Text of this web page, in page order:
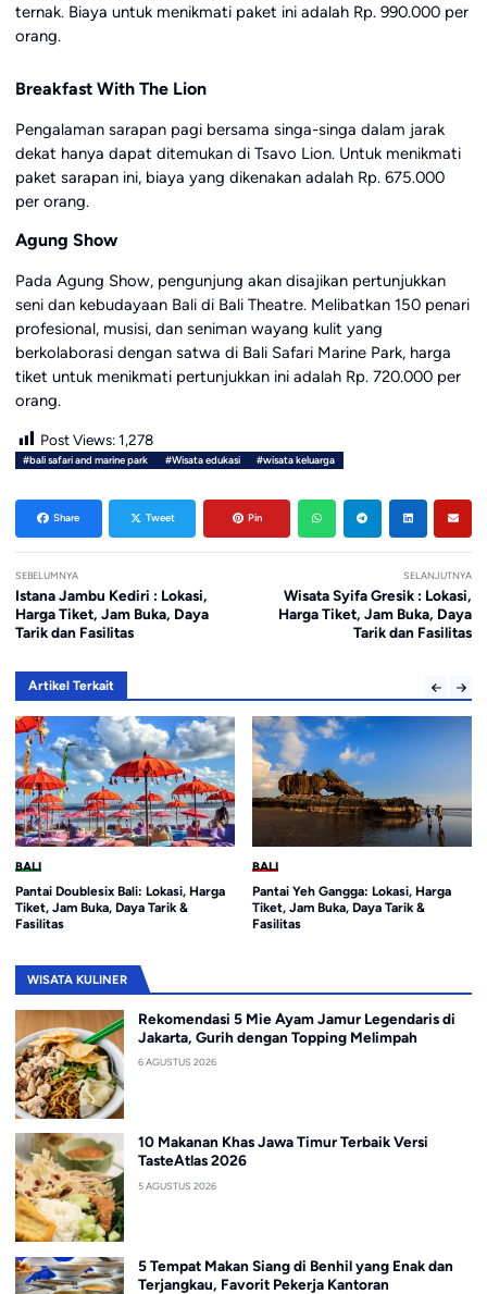
ternak. Biaya untuk menikmati paket ini adalah Rp. 990.000 per
orang.
Breakfast With The Lion
Pengalaman sarapan pagi bersama singa-singa dalam jarak
dekat hanya dapat ditemukan di Tsavo Lion. Untuk menikmati
paket sarapan ini, biaya yang dikenakan adalah Rp. 675.000
per orang.
Agung Show
Pada Agung Show, pengunjung akan disajikan pertunjukkan
seni dan kebudayaan Bali di Bali Theatre. Melibatkan 150 penari
profesional, musisi, dan seniman wayang kulit yang
berkolaborasi dengan satwa di Bali Safari Marine Park, harga
tiket untuk menikmati pertunjukkan ini adalah Rp. 720.000 per
orang.
Post Views: 1,278
#bali safari and marine park #Wisata edukasi #wisata keluarga
Share Tweet Pin
SEBELUMNYA
Istana Jambu Kediri : Lokasi,
Harga Tiket, Jam Buka, Daya
Tarik dan Fasilitas
SELANJUTNYA
Wisata Syifa Gresik : Lokasi,
Harga Tiket, Jam Buka, Daya
Tarik dan Fasilitas
Artikel Terkait
BALI
Pantai Yeh Gangga: Lokasi, Harga
Tiket, Jam Buka, Daya Tarik &
Fasilitas
BALI
Ubud Palace Bali : Lokasi, Harga
Tiket, Jam Buka, Daya Tarik dan
Fasilitas
WISATA KULINER
Rekomendasi 5 Mie Ayam Jamur Legendaris di
Jakarta, Gurih dengan Topping Melimpah
6 AGUSTUS 2026
10 Makanan Khas Jawa Timur Terbaik Versi
TasteAtlas 2026
5 AGUSTUS 2026
5 Tempat Makan Siang di Benhil yang Enak dan
Terjangkau, Favorit Pekerja Kantoran